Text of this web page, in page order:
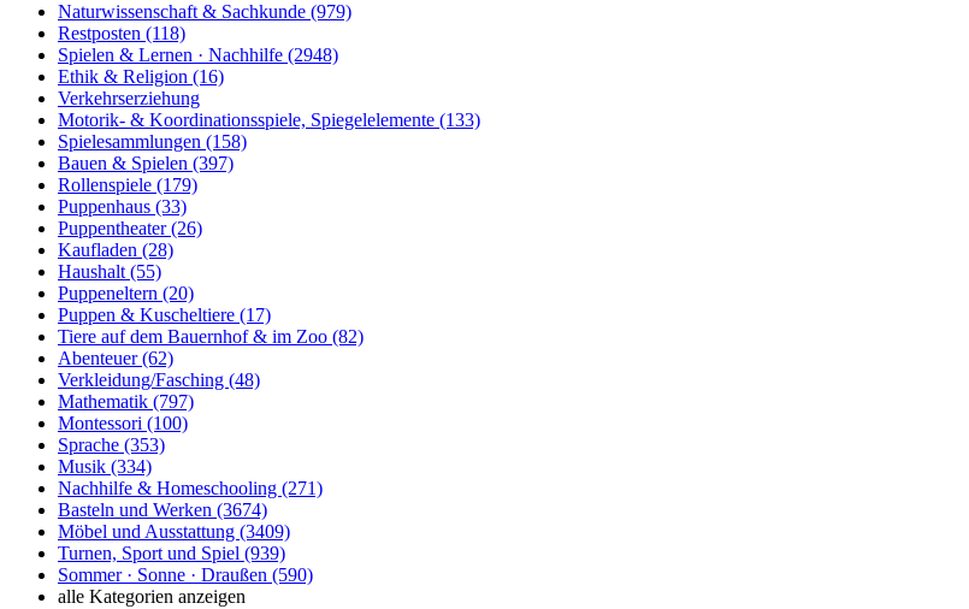
Naturwissenschaft & Sachkunde (979)
Restposten (118)
Spielen & Lernen · Nachhilfe (2948)
Ethik & Religion (16)
Verkehrserziehung
Motorik- & Koordinationsspiele, Spiegelelemente (133)
Spielesammlungen (158)
Bauen & Spielen (397)
Rollenspiele (179)
Puppenhaus (33)
Puppentheater(26)
Kaufladen (28)
Haushalt(55)
Puppeneltern (20)
Puppen & Kuscheltiere (17)
Tiere auf dem Bauernhof & im Zoo (82)
Abenteuer(62)
Verkleidung/Fasching (48)
Mathematik (797)
Montessori (100)
Sprache (353)
Musik (334)
Nachhilfe & Homeschooling (271)
Basteln und Werken (3674)
Möbel und Ausstattung (3409)
Turnen, Sport und Spiel (939)
Sommer · Sonne · Draußen (590)
alle Kategorien anzeigen